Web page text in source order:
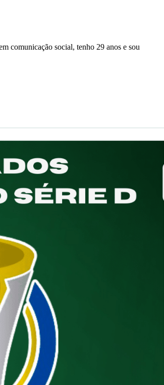
comunicação social, tenho 29 anos e sou